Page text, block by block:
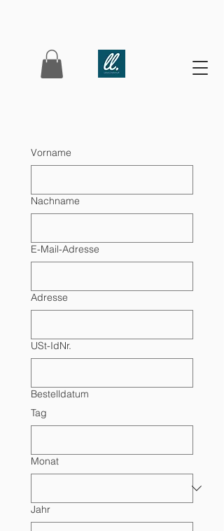
Vorname
Nachname
E-Mail-Adresse
Adresse
USt-IdNr.
Bestelldatum
Tag
Monat
Jahr